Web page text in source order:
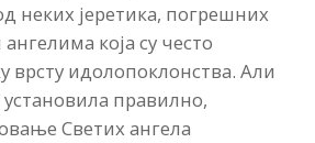
неких јеретика, погрешних
која су често
врсту идолопоклонства. Али
установила правилно,
Светих ангела